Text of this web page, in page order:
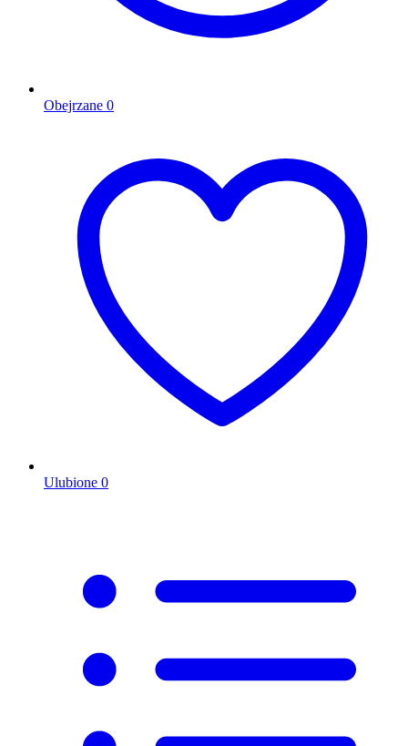
Obejrzane 0
Ulubione 0